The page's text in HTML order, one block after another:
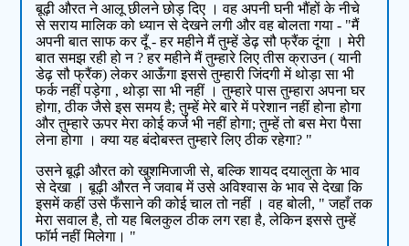
बूढ़ी औरत ने आलू छीलने छोड़ दिए । वह अपनी घनी भौंहों के नीचे
से सराय मालिक को ध्यान से देखने लगी और वह बोलता गया - "मैं
अपनी बात साफ कर दूँ - हर महीने मैं तुम्हें डेढ़ सौ फ्रैंक दूंगा । मेरी
बात समझ रही हो न ? हर महीने मैं तुम्हारे लिए तीस क्राउन ( यानी
डेढ़ सौ फ्रैंक) लेकर आऊँगा इससे तुम्हारी जिंदगी में थोड़ा सा भी
फर्क नहीं पड़ेगा , थोड़ा सा भी नहीं । तुम्हारे पास तुम्हारा अपना घर
होगा, ठीक जैसे इस समय है; तुम्हें मेरे बारे में परेशान नहीं होना होगा
और तुम्हारे ऊपर मेरा कोई कर्ज भी नहीं होगा; तुम्हें तो बस मेरा पैसा
लेना होगा । क्या यह बंदोबस्त तुम्हारे लिए ठीक रहेगा? "
उसने बूढ़ी औरत को खुशमिजाजी से, बल्कि शायद दयालुता के भाव
से देखा । बूढ़ी औरत ने जवाब में उसे अविश्वास के भाव से देखा कि
इसमें कहीं उसे फँसाने की कोई चाल तो नहीं । वह बोली, " जहाँ तक
मेरा सवाल है, तो यह बिलकुल ठीक लग रहा है, लेकिन इससे तुम्हें
फॉर्म नहीं मिलेगा। "